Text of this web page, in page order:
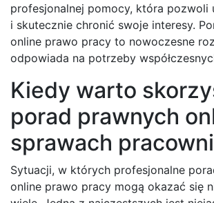
profesjonalnej pomocy, która pozwoli
i skutecznie chronić swoje interesy.
online prawo pracy to nowoczesne
odpowiada na potrzeby
Kiedy warto
porad prawnych
sprawach
Sytuacji, w których profesjonalne
online prawo pracy mogą okazać się